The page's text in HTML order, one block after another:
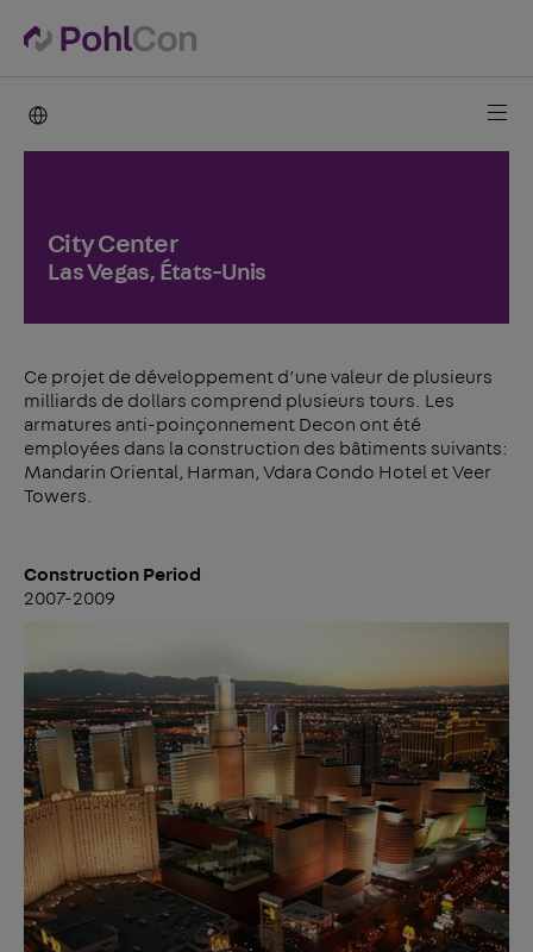
City Center
Las Vegas, États-Unis
Ce projet de développement d’une valeur de plusieurs
milliards de dollars comprend plusieurs tours. Les
armatures anti-poinçonnement Decon ont été
employées dans la construction des bâtiments suivants:
Mandarin Oriental, Harman, Vdara Condo Hotel et Veer
Towers.
Construction Period
2007-2009